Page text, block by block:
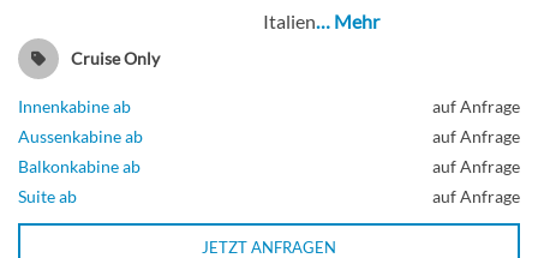
Signature Suite-[SY]
Steuerdeck
Suite
Italien… Mehr
Cruise Only
Innenkabine ab
auf Anfrage
Aussenkabine ab
auf Anfrage
Balkonkabine ab
auf Anfrage
Suite ab
auf Anfrage
JETZT ANFRAGEN